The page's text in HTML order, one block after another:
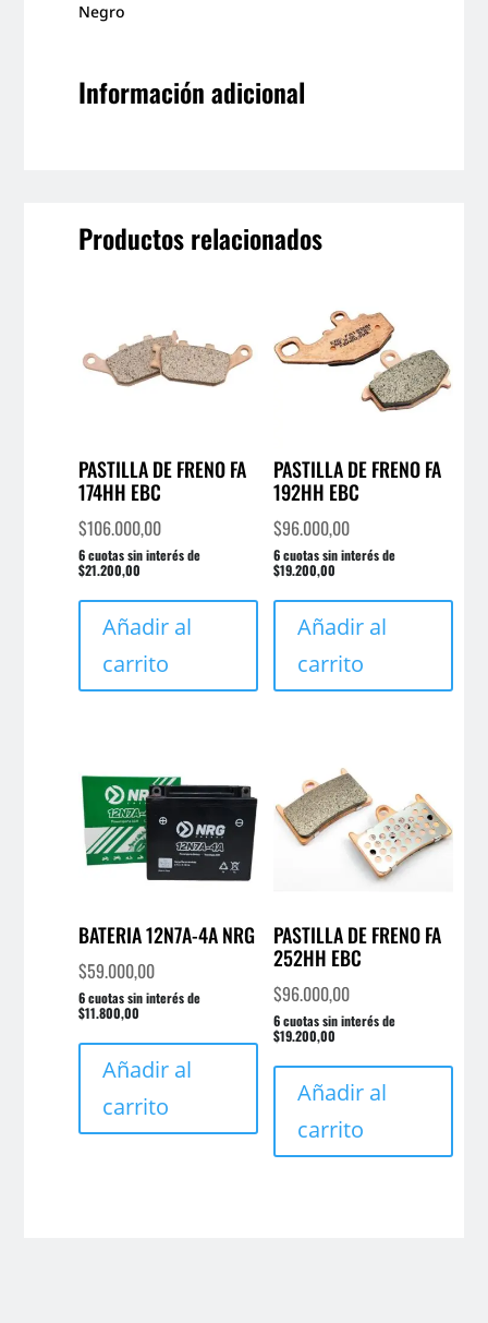
Negro
Información adicional
Productos relacionados
PASTILLA DE FRENO FA
174HH EBC
$106.000,00
6 cuotas sin interés de
$21.200,00
Añadir al
carrito
PASTILLA DE FRENO FA
192HH EBC
$96.000,00
6 cuotas sin interés de
$19.200,00
Añadir al
carrito
BATERIA 12N7A-4A NRG
$59.000,00
6 cuotas sin interés de
$11.800,00
Añadir al
carrito
PASTILLA DE FRENO FA
252HH EBC
$96.000,00
6 cuotas sin interés de
$19.200,00
Añadir al
carrito